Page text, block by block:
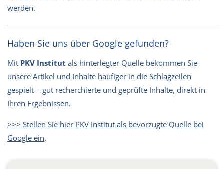
werden.
Haben Sie uns über Google gefunden?
Mit PKV Institut als hinterlegter Quelle bekommen Sie
unsere Artikel und Inhalte häufiger in die Schlagzeilen
gespielt − gut recherchierte und geprüfte Inhalte, direkt in
Ihren Ergebnissen.
>>> Stellen Sie hier PKV Institut als bevorzugte Quelle bei
Google ein.